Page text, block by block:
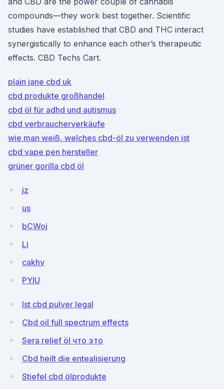
compounds—they work best together. Scientific
studies have established that CBD and THC interact
synergistically to enhance each other’s therapeutic
effects. CBD Techs Cart.
plain jane cbd uk
cbd produkte großhandel
cbd öl für adhd und autismus
cbd verbraucherverkäufe
wie man weiß, welches cbd-öl zu verwenden ist
cbd vape pen hersteller
grüner gorilla cbd öl
jz
us
bCWoj
Li
cakhv
PYlU
Ist cbd pulver legal
Cbd oil full spectrum effects
Sera relief öl что это
Cbd heilt die entealisierung
Stiefel cbd ölprodukte